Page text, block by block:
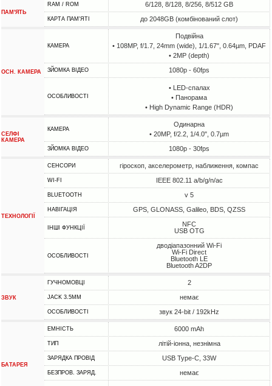
ПАМ'ЯТЬ
RAM / ROM 6/128, 8/128, 8/256, 8/512 GB
КАРТА ПАМ'ЯТІ до 2048GB (комбінований слот)
ОСН. КАМЕРА
КАМЕРА
Подвійна
• 108MP, f/1.7, 24mm (wide), 1/1.67", 0.64µm, PDAF
• 2MP (depth)
ЗЙОМКА ВІДЕО 1080p - 60fps
ОСОБЛИВОСТІ
• LED-спалах
• Панорама
• High Dynamic Range (HDR)
СЕЛФІ
КАМЕРА
КАМЕРА
Одинарна
• 20MP, f/2.2, 1/4.0", 0.7µm
ЗЙОМКА ВІДЕО 1080p - 30fps
ТЕХНОЛОГІЇ
СЕНСОРИ гіроскоп, акселерометр, наближення, компас
WI-FI IEEE 802.11 a/b/g/n/ac
BLUETOOTH v 5
НАВІГАЦІЯ GPS, GLONASS, Galileo, BDS, QZSS
ІНШІ ФУНКЦІЇ
NFC
USB OTG
ОСОБЛИВОСТІ
дводіапазонний Wi-Fi
Wi-Fi Direct
Bluetooth LE
Bluetooth A2DP
ЗВУК
ГУЧНОМОВЦІ 2
JACK 3.5MM немає
ОСОБЛИВОСТІ звук 24-bit / 192kHz
БАТАРЕЯ
ЕМНІСТЬ 6000 mAh
ТИП літій-іонна, незнімна
ЗАРЯДКА ПРОВІД USB Type-C, 33W
БЕЗПРОВ. ЗАРЯД. немає